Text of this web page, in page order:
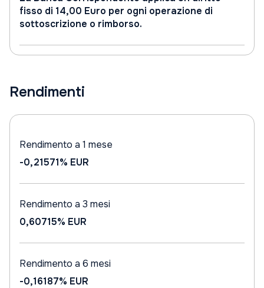
fisso di 14,00 Euro per ogni operazione di
sottoscrizione o rimborso.
Rendimenti
Rendimento a 1 mese
-0,21571% EUR
Rendimento a 3 mesi
0,60715% EUR
Rendimento a 6 mesi
-0,16187% EUR